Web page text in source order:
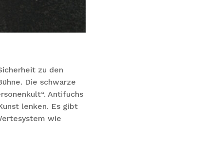
zu den
Die schwarze
Antifuchs
lenken. Es gibt
wie